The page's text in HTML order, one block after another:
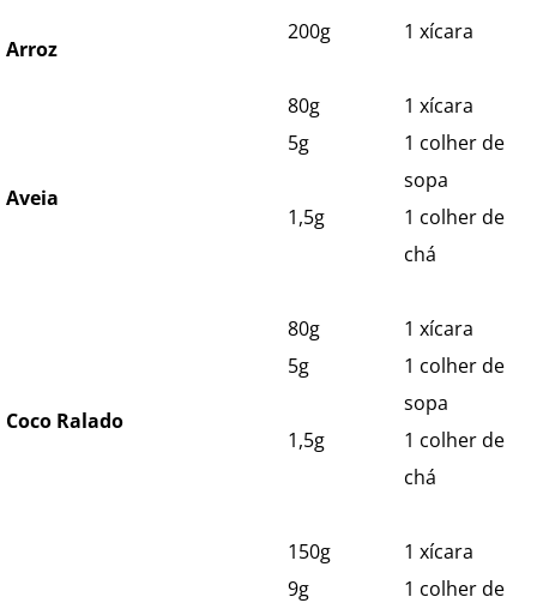
Arroz
200g 1 xícara
Aveia
80g
1 xícara
5g
1 colher de
sopa
1,5g
1 colher de
chá
Coco Ralado
80g
1 xícara
5g
1 colher de
sopa
1,5g
1 colher de
chá
150g
1 xícara
9g
1 colher de